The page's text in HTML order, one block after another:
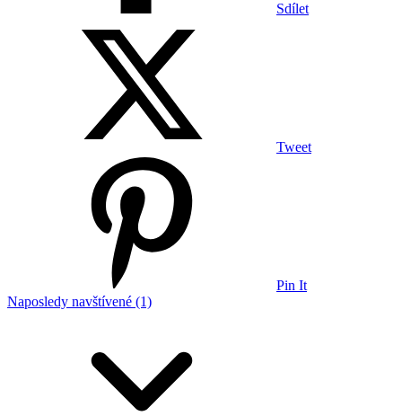
Sdílet
Tweet
Pin It
Naposledy navštívené (1)